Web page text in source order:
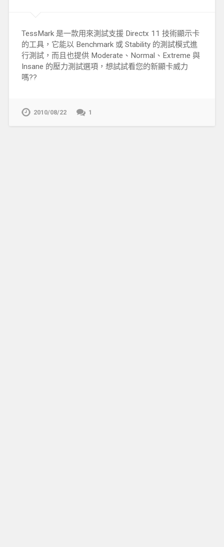
TessMark 是一款用來測試支援 Directx 11 技術顯示卡
的工具，它能以 Benchmark 或 Stability 的測試模式進
行測試，而且也提供 Moderate、Normal、Extreme 與
Insane 的壓力測試選項，想試試看您的新顯卡威力
嗎??
2010/08/22 1